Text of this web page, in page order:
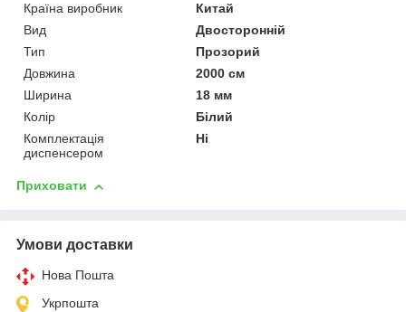
Країна виробник
Китай
Вид
Двосторонній
Тип
Прозорий
Довжина
2000 см
Ширина
18 мм
Колір
Білий
Комплектація
диспенсером
Ні
Приховати
Умови доставки
Нова Пошта
Укрпошта